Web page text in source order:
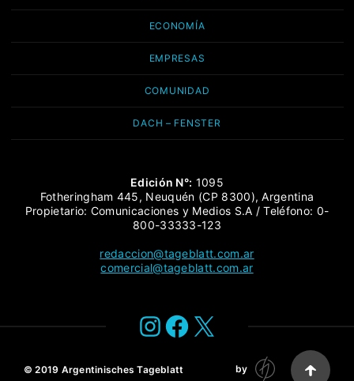
ECONOMÍA
EMPRESAS
COMUNIDAD
DACH – FENSTER
Edición N°: 1095
Fotheringham 445, Neuquén (CP 8300), Argentina
Propietario: Comunicaciones y Medios S.A / Teléfono: 0-
800-33333-123
redaccion@tageblatt.com.ar
comercial@tageblatt.com.ar
Instagram
Facebook
X
© 2019 Argentinisches Tageblatt by